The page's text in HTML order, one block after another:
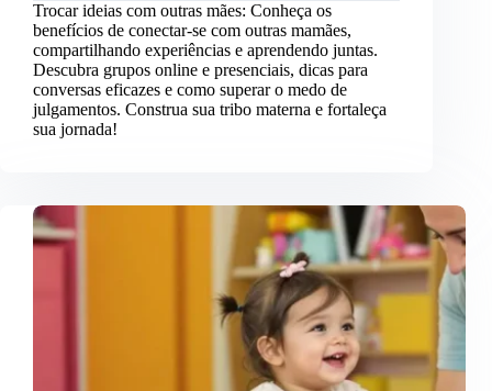
Trocar ideias com outras mães: Conheça os
benefícios de conectar-se com outras mamães,
compartilhando experiências e aprendendo juntas.
Descubra grupos online e presenciais, dicas para
conversas eficazes e como superar o medo de
julgamentos. Construa sua tribo materna e fortaleça
sua jornada!